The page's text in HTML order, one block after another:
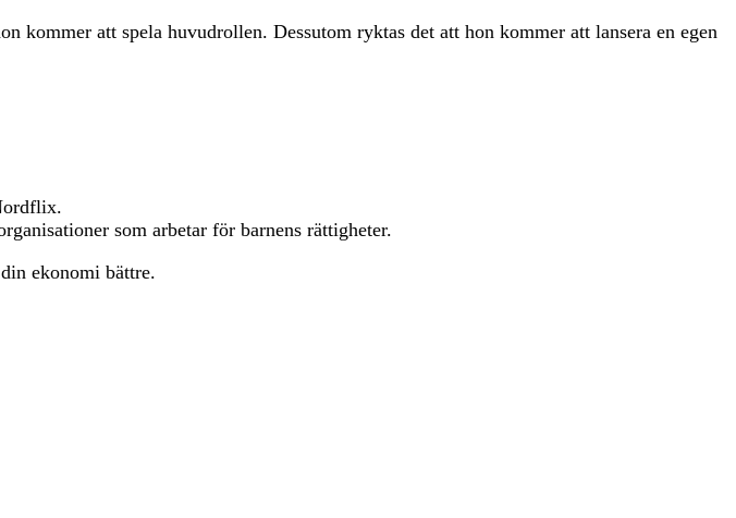
kommer att spela huvudrollen. Dessutom ryktas det att hon kommer att lansera en egen
som arbetar för barnens rättigheter.
ekonomi bättre.